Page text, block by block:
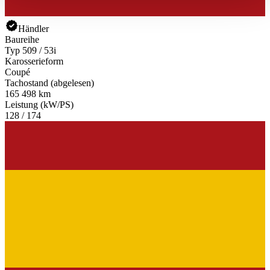
gesammelt haben.
Händler
Baureihe
Typ 509 / 53i
Karosserieform
Coupé
Tachostand (abgelesen)
165 498 km
Leistung (kW/PS)
128 / 174